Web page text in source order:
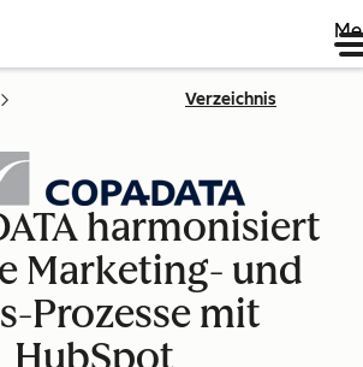
Verzeichnis
harmonisiert
Marketing- und
Prozesse mit
HubSpot